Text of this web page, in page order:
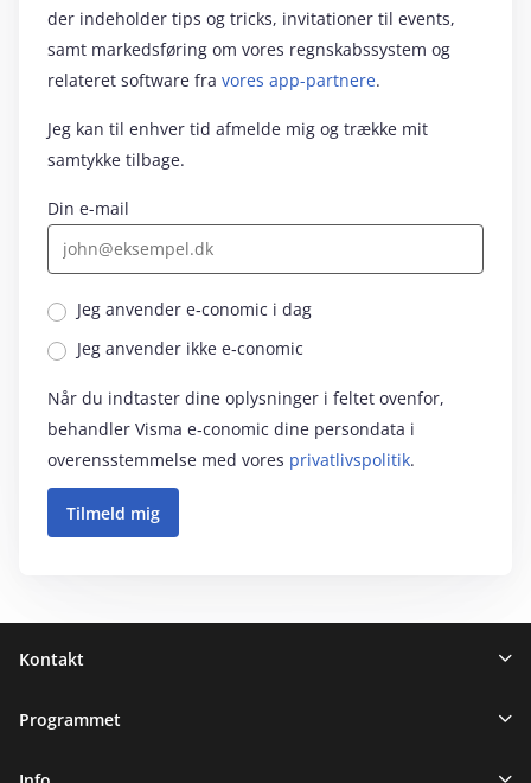
der indeholder tips og tricks, invitationer til events,
samt markedsføring om vores regnskabssystem og
relateret software fra vores app-partnere.
Jeg kan til enhver tid afmelde mig og trække mit
samtykke tilbage.
Din e-mail
Jeg anvender e‑conomic i dag
Jeg anvender ikke e‑conomic
Når du indtaster dine oplysninger i feltet ovenfor,
behandler Visma e‑conomic dine persondata i
overensstemmelse med vores privatlivspolitik.
Sidefod
Kontakt
Programmet